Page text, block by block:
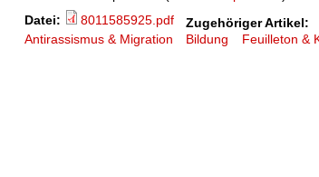
Datei:
8011585925.pdf Zugehöriger Artikel:
Antirassismus & Migration
Bildung Feuilleton &